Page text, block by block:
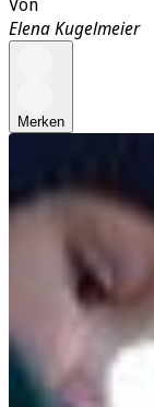
Elena Kugelmeier
Merken